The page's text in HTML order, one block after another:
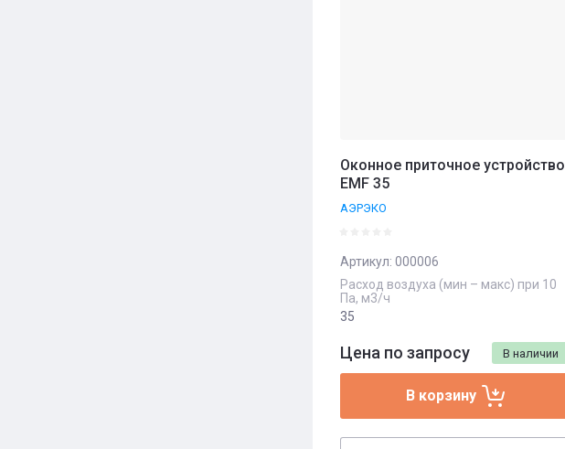
Оконное приточное устройство
EMF 35
АЭРЭКО
Артикул: 000006
Расход воздуха (мин – макс) при 10
Па, м3/ч
35
В наличии
Цена по запросу
В корзину